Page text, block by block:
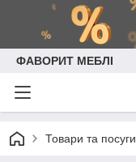
ФАВОРИТ МЕБЛІ
Товари та посуги